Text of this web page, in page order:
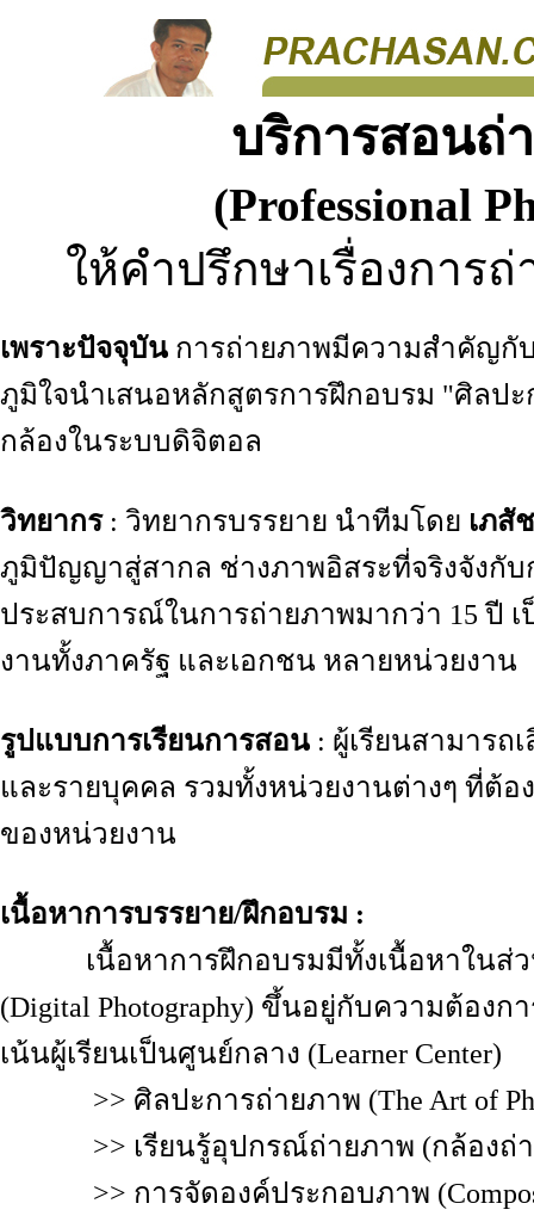
บริการสอนถ่
(Professional
ให้คำปรึกษาเรื่องการ
เพราะปัจจุบัน การถ่ายภาพมีความสำคัญ
ภูมิใจนำเสนอหลักสูตรการฝึกอบรม "ศิลป
กล้องในระบบดิจิตอล
วิทยากร : วิทยากรบรรยาย นำทีมโดย เภสั
ภูมิปัญญาสู่สากล ช่างภาพอิสระที่จริงจังกับก
ประสบการณ์ในการถ่ายภาพมากว่า 15 ปี
งานทั้งภาครัฐ และเอกชน หลายหน่วยงาน
รูปแบบการเรียนการสอน : ผู้เรียนสามารถ
และรายบุคคล รวมทั้งหน่วยงานต่างๆ ที่ต้
ของหน่วยงาน
เนื้อหาการบรรยาย/ฝึกอบรม :
เนื้อหาการฝึกอบรมมีทั้งเนื้อหาในส่วน
(Digital Photography) ขึ้นอยู่กับความต้อง
เน้นผู้เรียนเป็นศูนย์กลาง (Learner Center)
>> ศิลปะการถ่ายภาพ (The Art of
>> เรียนรู้อุปกรณ์ถ่ายภาพ (กล้องถ่าย
>> การจัดองค์ประกอบภาพ